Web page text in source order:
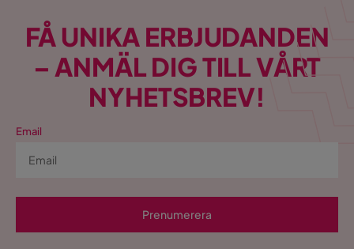
FÅ UNIKA ERBJUDANDEN
– ANMÄL DIG TILL VÅRT
NYHETSBREV!
Email
Prenumerera